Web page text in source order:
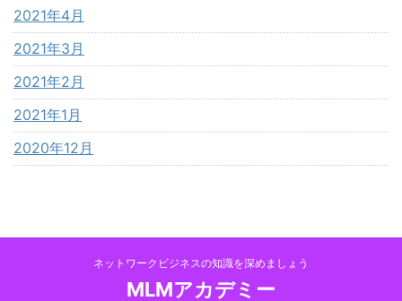
2021年4月
2021年3月
2021年2月
2021年1月
2020年12月
ネットワークビジネスの知識を深めましょう
MLMアカデミー